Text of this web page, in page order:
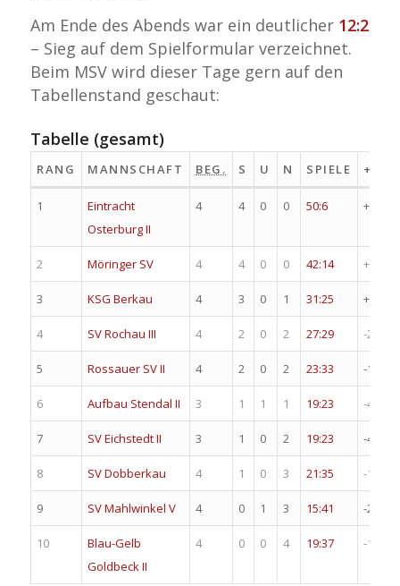
Am Ende des Abends war ein deutlicher 12:2
– Sieg auf dem Spielformular verzeichnet.
Beim MSV wird dieser Tage gern auf den
Tabellenstand geschaut:
Tabelle (gesamt)
RANG MANNSCHAFT BEG. S U N SPIELE +/-
1
Eintracht
Osterburg II
4 4 0 0 50:6 +44
2 Möringer SV 4 4 0 0 42:14 +28
3 KSG Berkau 4 3 0 1 31:25 +6
4 SV Rochau III 4 2 0 2 27:29 -2
5 Rossauer SV II 4 2 0 2 23:33 -10
6 Aufbau Stendal II 3 1 1 1 19:23 -4
7 SV Eichstedt II 3 1 0 2 19:23 -4
8 SV Dobberkau 4 1 0 3 21:35 -14
9 SV Mahlwinkel V 4 0 1 3 15:41 -26
10
Blau-Gelb
Goldbeck II
4 0 0 4 19:37 -18